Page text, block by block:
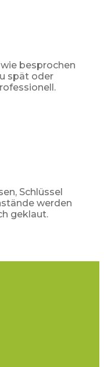
besprochen
spät oder
Schlüssel
werden
geklaut.